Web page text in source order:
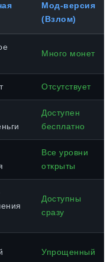
Мод-версия
(Взлом)
Много монет
Отсутствует
Доступен
бесплатно
Все уровни
открыты
Доступны
сразу
Упрощенный